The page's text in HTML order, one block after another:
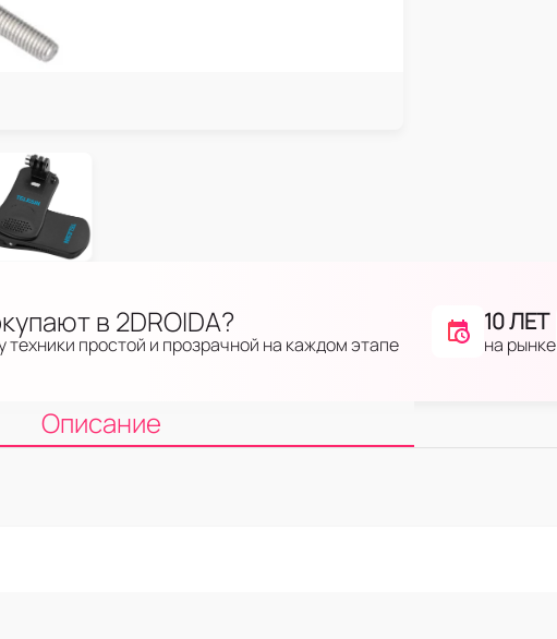
в 2DROIDA?
техники простой и прозрачной на каждом этапе
10 ЛЕТ
на рынке
Описание